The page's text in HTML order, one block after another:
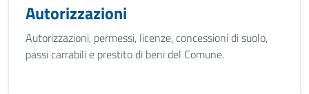
Autorizzazioni
Autorizzazioni, permessi, licenze, concessioni di suolo,
passi carrabili e prestito di beni del Comune.